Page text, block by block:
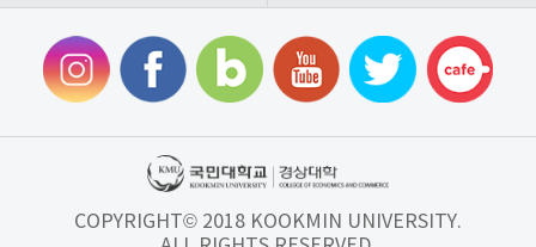
COPYRIGHT© 2018 KOOKMIN UNIVERSITY.